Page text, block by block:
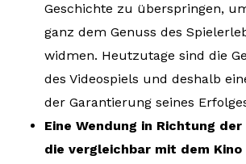
Geschichte zu überspringen,
ganz dem Genuss des
widmen. Heutzutage sind die
des Videospiels und deshalb
der Garantierung seines
Eine Wendung in Richtung
die vergleichbar mit dem Kino